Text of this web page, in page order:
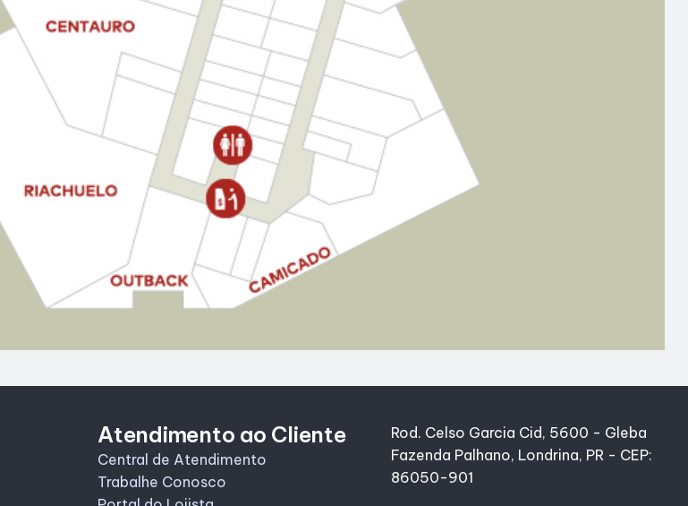
Atendimento ao Cliente
Central de Atendimento
Trabalhe Conosco
Rod. Celso Garcia Cid, 5600 - Gleba
Fazenda Palhano, Londrina, PR - CEP:
86050-901